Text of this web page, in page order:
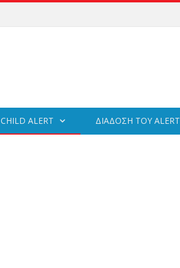
CHILD ALERT ΔΙΑΔΟΣΗ ΤΟΥ ALERT